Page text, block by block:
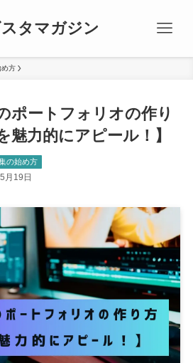
タマガジン
め方
ポートフォリオの作り
魅力的にアピール！】
の始め方
月19日